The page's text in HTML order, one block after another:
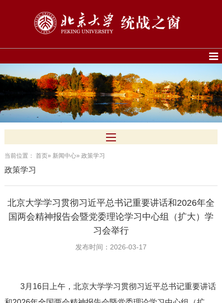
当前位置： 首页» 新闻中心» 政策学习
政策学习
北京大学学习贯彻习近平总书记重要讲话和2026年全
国两会精神报告会暨党委理论学习中心组（扩大）学
习会举行
发布时间：2026-03-17
3月16日上午，北京大学学习贯彻习近平总书记重要讲话